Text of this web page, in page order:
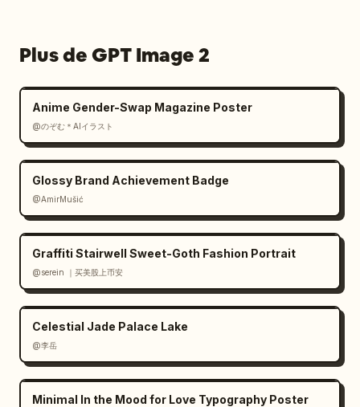
Plus de GPT Image 2
Anime Gender-Swap Magazine Poster
@のぞむ＊AIイラスト
Glossy Brand Achievement Badge
@AmirMušić
Graffiti Stairwell Sweet-Goth Fashion Portrait
@serein ｜买美股上币安
Celestial Jade Palace Lake
@李岳
Minimal In the Mood for Love Typography Poster